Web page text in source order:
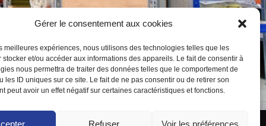
Gérer le consentement aux cookies
meilleures expériences, nous utilisons des technologies telles que les
stocker et/ou accéder aux informations des appareils. Le fait de consentir à
nous permettra de traiter des données telles que le comportement de
les ID uniques sur ce site. Le fait de ne pas consentir ou de retirer son
peut avoir un effet négatif sur certaines caractéristiques et fonctions.
Refuser Voir les préférences